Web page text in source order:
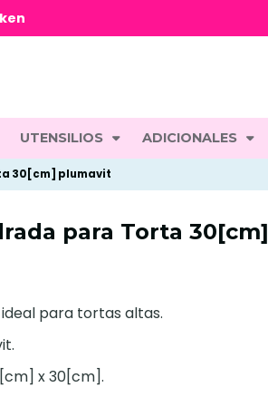
UTENSILIOS ADICIONALES
30[cm] plumavit
para Torta 30[cm]
para tortas altas.
x 30[cm].